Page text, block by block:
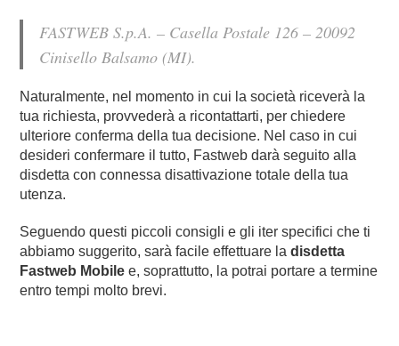
FASTWEB S.p.A. – Casella Postale 126 – 20092
Cinisello Balsamo (MI).
Naturalmente, nel momento in cui la società riceverà la
tua richiesta, provvederà a ricontattarti, per chiedere
ulteriore conferma della tua decisione. Nel caso in cui
desideri confermare il tutto, Fastweb darà seguito alla
disdetta con connessa disattivazione totale della tua
utenza.
Seguendo questi piccoli consigli e gli iter specifici che ti
abbiamo suggerito, sarà facile effettuare ladisdetta
Fastweb Mobilee, soprattutto, la potrai portare a termine
entro tempi molto brevi.